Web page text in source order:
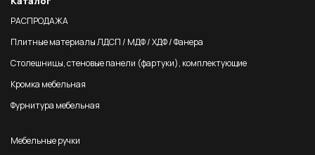
РАСПРОДАЖА
Плитные материалы ЛДСП / МДФ / ХДФ / Фанера
Столешницы, стеновые панели (фартуки), комплектующие
Кромка мебельная
Фурнитура мебельная
Мебельные ручки